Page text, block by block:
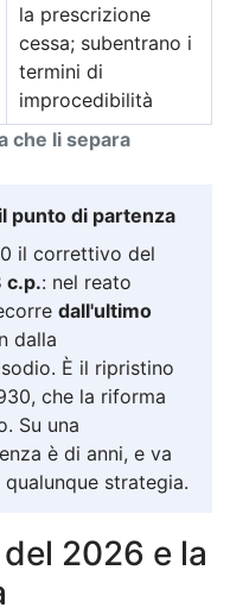
che li separa
la prescrizione
cessa; subentrano i
termini di
improcedibilità
punto di partenza
il correttivo del
c.p.: nel reato
dall'ultimo
dalla
È il ripristino
che la riforma
Su una
è di anni, e va
strategia.
2026 e la